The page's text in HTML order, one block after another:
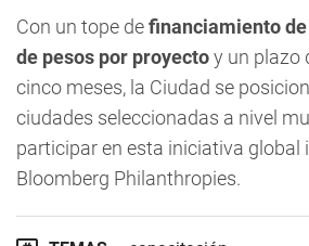
Con un tope definanciamiento
de pesos por proyectoy un plazo
cinco meses, la Ciudad se
ciudades seleccionadas a nivel
participar en esta iniciativa global
Bloomberg Philanthropies.